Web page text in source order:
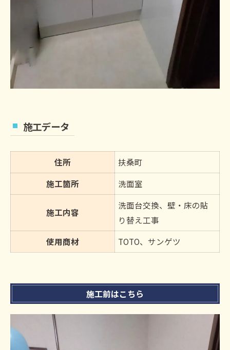
施工データ
住所
扶桑町
施工箇所
洗面室
施工内容
洗面台交換、壁・床の貼
り替え工事
使用商材
TOTO、サンゲツ
施工前はこちら